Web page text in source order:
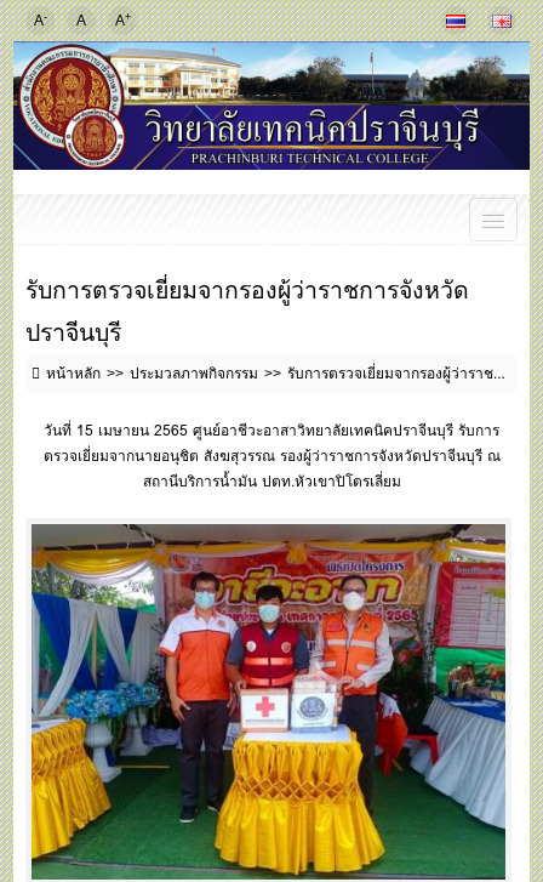
A- A A+
รับการตรวจเยี่ยมจากรองผู้ว่าราชการจังหวัด
ปราจีนบุรี
หน้าหลัก ประมวลภาพกิจกรรม รับการตรวจเยี่ยมจากรองผู้ว่าราชการจังหวัดปราจีนบุรี
วันที่ 15 เมษายน 2565 ศูนย์อาชีวะอาสาวิทยาลัยเทคนิคปราจีนบุรี รับการ
ตรวจเยี่ยมจากนายอนุชิต สังฆสุวรรณ รองผู้ว่าราชการจังหวัดปราจีนบุรี ณ
สถานีบริการน้ำมัน ปตท.หัวเขาปิโตรเลี่ยม